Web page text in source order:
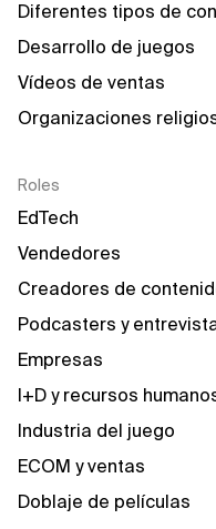
Diferentes tipos de
Desarrollo de juegos
Vídeos de ventas
Organizaciones
Roles
EdTech
Vendedores
Creadores de
Podcasters y
Empresas
I+D y recursos
Industria del juego
ECOM y ventas
Doblaje de películas